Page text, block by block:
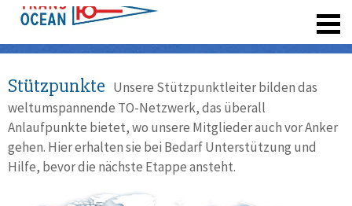
Stützpunkte Unsere Stützpunktleiter bilden das
weltumspannende TO-Netzwerk, das überall
Anlaufpunkte bietet, wo unsere Mitglieder auch vor Anker
gehen. Hier erhalten sie bei Bedarf Unterstützung und
Hilfe, bevor die nächste Etappe ansteht.